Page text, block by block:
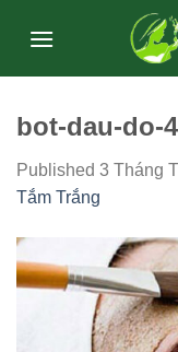
bot-dau-do-4
Published 3 Tháng
Tắm Trắng